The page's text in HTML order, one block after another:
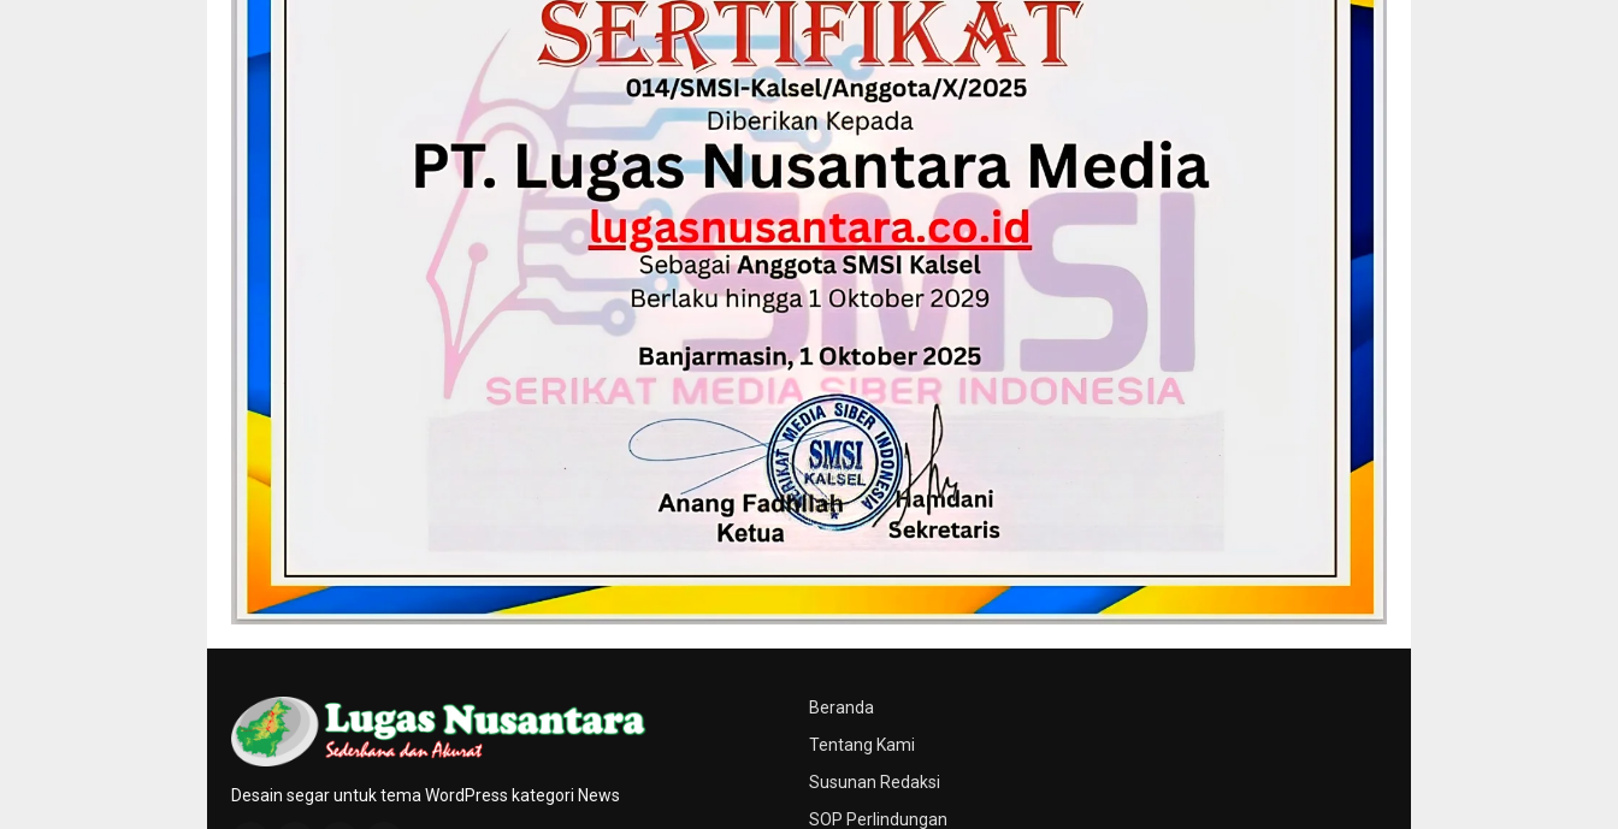
Beranda
Tentang Kami
Susunan Redaksi
SOP Perlindungan
Desain segar untuk tema WordPress kategori News